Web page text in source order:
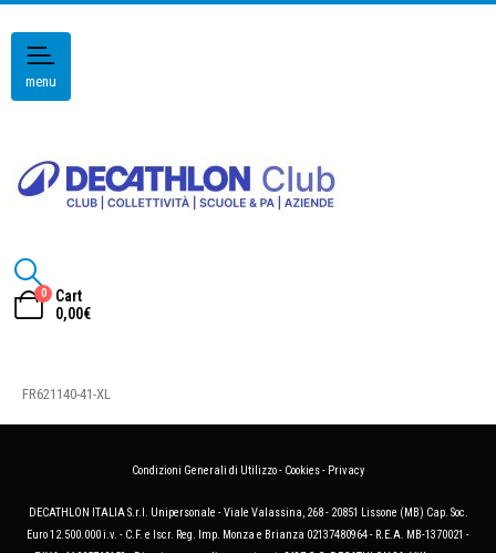
menu
0
Cart
0,00€
FR621140-41-XL
Condizioni Generali di Utilizzo- Cookies- Privacy
DECATHLON ITALIA S.r.l. Unipersonale - Viale Valassina, 268 - 20851 Lissone (MB) Cap. Soc.
Euro 12.500.000 i.v. - C.F. e Iscr. Reg. Imp. Monza e Brianza 02137480964 - R.E.A. MB-1370021 -